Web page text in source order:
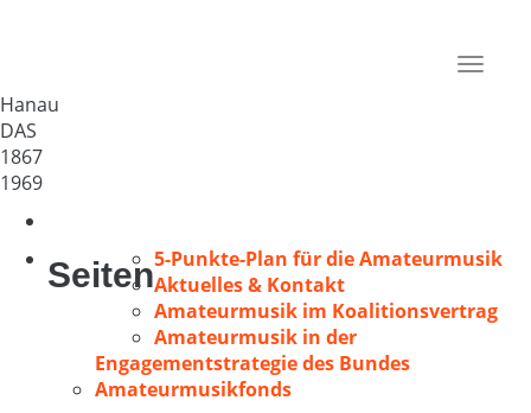
Toggle
Hanau
DAS
1867
1969
Seiten5-Punkte-Plan für die Amateurmusik
Aktuelles & Kontakt
Amateurmusik im Koalitionsvertrag
Amateurmusik in der
Engagementstrategie des Bundes
Amateurmusikfonds